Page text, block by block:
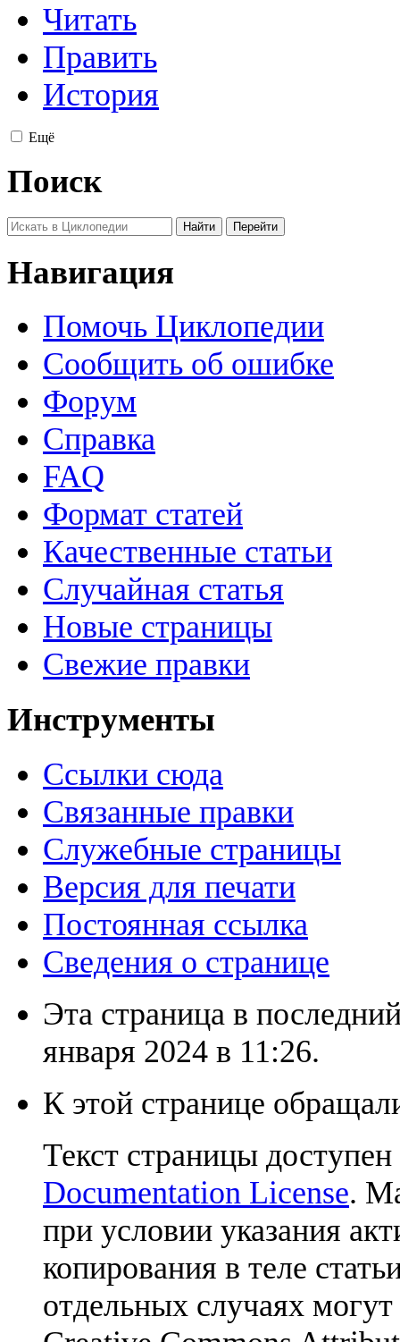
Читать
Править
История
Ещё
Поиск
Навигация
Помочь Циклопедии
Сообщить об ошибке
Форум
Справка
FAQ
Формат статей
Качественные статьи
Случайная статья
Новые страницы
Свежие правки
Инструменты
Ссылки сюда
Связанные правки
Служебные страницы
Версия для печати
Постоянная ссылка
Сведения о странице
Эта страница в
января 2024 в 11:26.
К этой странице
Текст страницы
Documentation License.
при условии указания
копирования в теле
отдельных случаях